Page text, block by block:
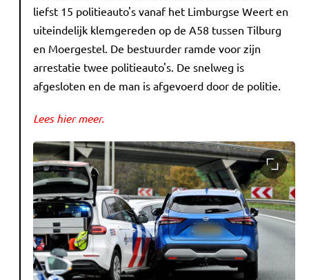
liefst 15 politieauto's vanaf het Limburgse Weert en
uiteindelijk klemgereden op de A58 tussen Tilburg
en Moergestel. De bestuurder ramde voor zijn
arrestatie twee politieauto's. De snelweg is
afgesloten en de man is afgevoerd door de politie.
Lees hier meer.